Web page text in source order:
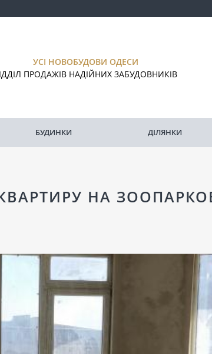
УСІ НОВОБУДОВИ ОДЕСИ
ПРОДАЖІВ НАДІЙНИХ ЗАБУДОВНИКІВ
БУДИНКИ ДІЛЯНКИ
НА